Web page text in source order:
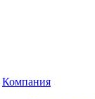
Компания